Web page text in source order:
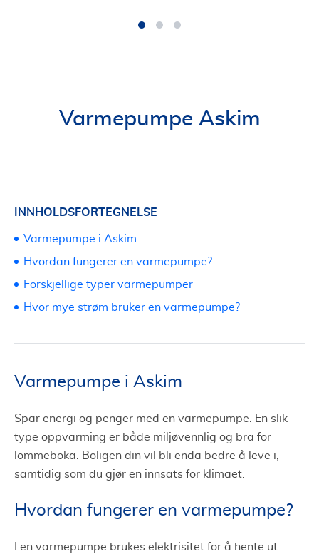
Varmepumpe Askim
Varmepumpe i Askim
Spar energi og penger med en varmepumpe. En slik
type oppvarming er både miljøvennlig og bra for
lommeboka. Boligen din vil bli enda bedre å leve i,
samtidig som du gjør en innsats for klimaet.
Hvordan fungerer en varmepumpe?
I en varmepumpe brukes elektrisitet for å hente ut
INNHOLDSFORTEGNELSE
Varmepumpe i Askim
Hvordan fungerer en varmepumpe?
Forskjellige typer varmepumper
Hvor mye strøm bruker en varmepumpe?